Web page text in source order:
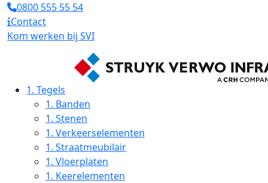
0800 555 55 54
Contact
Kom werken bij SVI
1. Tegels
1. Banden
1. Stenen
1. Verkeerselementen
1. Straatmeubilair
1. Vloerplaten
1. Keerelementen